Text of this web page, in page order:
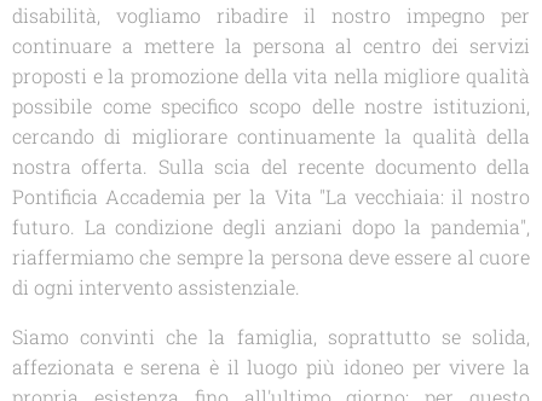
disabilità, vogliamo ribadire il nostro impegno per
continuare a mettere la persona al centro dei servizi
proposti e la promozione della vita nella migliore qualità
possibile come specifico scopo delle nostre istituzioni,
cercando di migliorare continuamente la qualità della
nostra offerta. Sulla scia del recente documento della
Pontificia Accademia per la Vita "La vecchiaia: il nostro
futuro. La condizione degli anziani dopo la pandemia",
riaffermiamo che semprela persona deve essere al cuore
di ogni intervento assistenziale.
Siamo convinti che la famiglia, soprattutto se solida,
affezionata e serena è il luogo più idoneo per vivere la